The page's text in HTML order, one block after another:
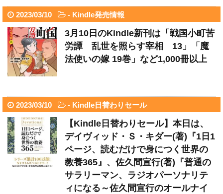
2023/03/10 - Kindle発売情報
3月10日のKindle新刊は「戦国小町苦
労譚 乱世を照らす宰相 13」「魔
法使いの嫁 19巻」など1,000冊以上
2023/03/10 - Kindle日替わりセール
【Kindle日替わりセール】本日は、
デイヴィッド・Ｓ・キダー(著)『1日1
ページ、読むだけで身につく世界の
教養365』、佐久間宣行(著)『普通の
サラリーマン、ラジオパーソナリテ
ィになる～佐久間宣行のオールナイ